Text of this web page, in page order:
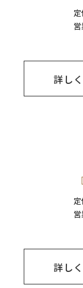
定
営
詳し
定
営
詳し